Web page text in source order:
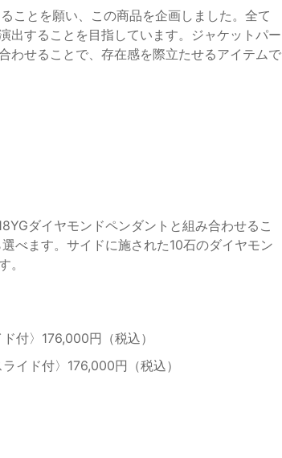
ことを願い、この商品を企画しました。全て
出することを目指しています。ジャケットパー
わせることで、存在感を際立たせるアイテムで
ダイヤモンドペンダントと組み合わせるこ
べます。サイドに施された10石のダイヤモン
。
付〉176,000円（税込）
イド付〉176,000円（税込）